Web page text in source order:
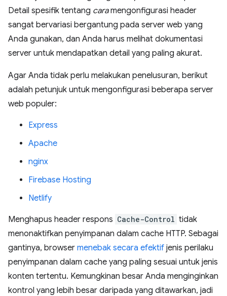
Detail spesifik tentang caramengonfigurasi header
sangat bervariasi bergantung pada server web yang
Anda gunakan, dan Anda harus melihat dokumentasi
server untuk mendapatkan detail yang paling akurat.
Agar Anda tidak perlu melakukan penelusuran, berikut
adalah petunjuk untuk mengonfigurasi beberapa server
web populer:
Express
Apache
nginx
Firebase Hosting
Netlify
Menghapus header respons Cache-Control tidak
menonaktifkan penyimpanan dalam cache HTTP. Sebagai
gantinya, browser menebak secara efektif jenis perilaku
penyimpanan dalam cache yang paling sesuai untuk jenis
konten tertentu. Kemungkinan besar Anda menginginkan
kontrol yang lebih besar daripada yang ditawarkan, jadi